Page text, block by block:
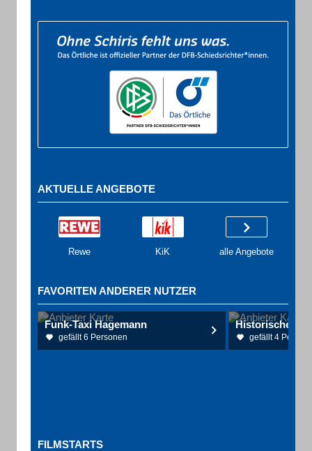
AKTUELLE ANGEBOTE
Rewe KiK alle Angebote
FAVORITEN ANDERER NUTZER
Funk-Taxi Hagemann
gefällt 6 Personen gefällt 4
FILMSTARTS